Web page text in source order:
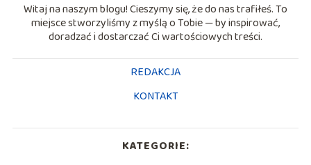
Witaj na naszym blogu! Cieszymy się, że do nas trafiłeś. To
miejsce stworzyliśmy z myślą o Tobie — by inspirować,
doradzać i dostarczać Ci wartościowych treści.
REDAKCJA
KONTAKT
KATEGORIE: